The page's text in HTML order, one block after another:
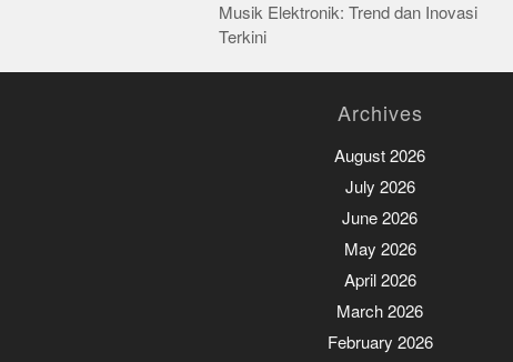
navigation
Musik Elektronik: Trend dan Inovasi
Terkini
Archives
August 2026
July 2026
June 2026
May 2026
April 2026
March 2026
February 2026